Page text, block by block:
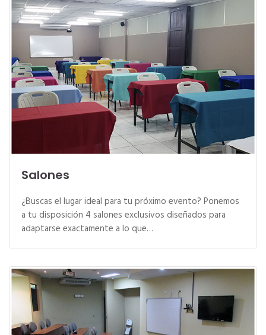
Salones
¿Buscas el lugar ideal para tu próximo evento? Ponemos
a tu disposición 4 salones exclusivos diseñados para
adaptarse exactamente a lo que…